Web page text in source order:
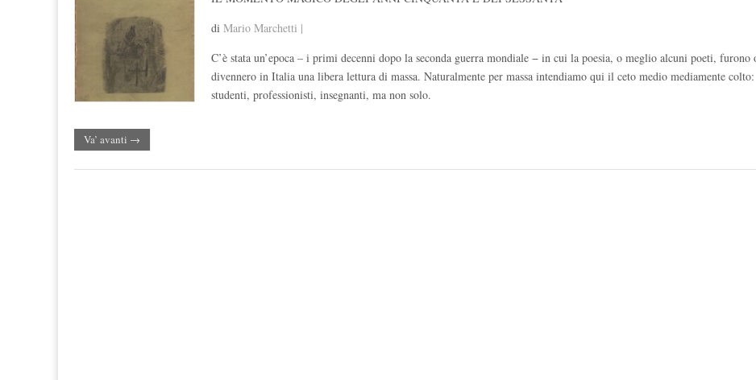
di Mario Marchetti |
C’è stata un’epoca – i primi decenni dopo la seconda guerra mondiale − in cui la poesia, o meglio alcuni poeti, furono
divennero in Italia una libera lettura di massa. Naturalmente per massa intendiamo qui il ceto medio mediamente colto:
studenti, professionisti, insegnanti, ma non solo.
Va’ avanti →